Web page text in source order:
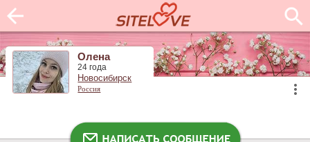
Олена
24 года
Новосибирск
Россия